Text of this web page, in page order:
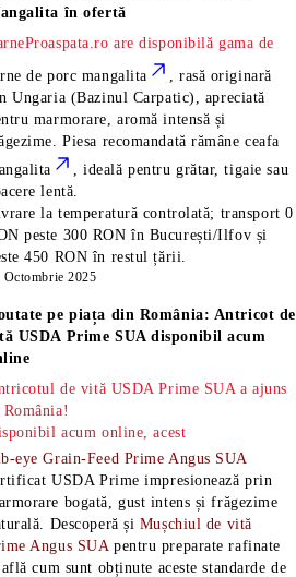
în ofertă
are disponibilă gama de
de porc mangalita
, rasă originară
Ungaria (Bazinul Carpatic), apreciată
marmorare, aromă intensă și
Piesa recomandată rămâneceafa
, ideală pentru grătar, tigaie sau
lentă.
la temperatură controlată; transport 0
peste 300 RON în București/Ilfov și
450 RON în restul țării.
Octombrie 2025
pe piața din România: Antricot de
USDA Prime SUA disponibil acum
de vită USDA Prime SUA a ajuns
acum online, acest
eye Grain-Feed Prime Angus SUA
USDA Prime impresionează prin
bogată, gust intens și frăgezime
Descoperă și Mușchiul de vită
Angus SUA pentru preparate rafinate
cum sunt obținute aceste standarde de